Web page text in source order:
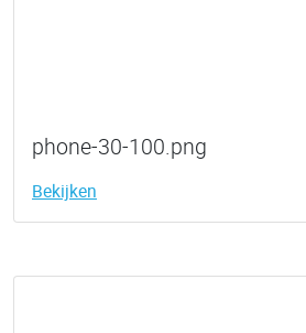
phone-30-100.png
Bekijken